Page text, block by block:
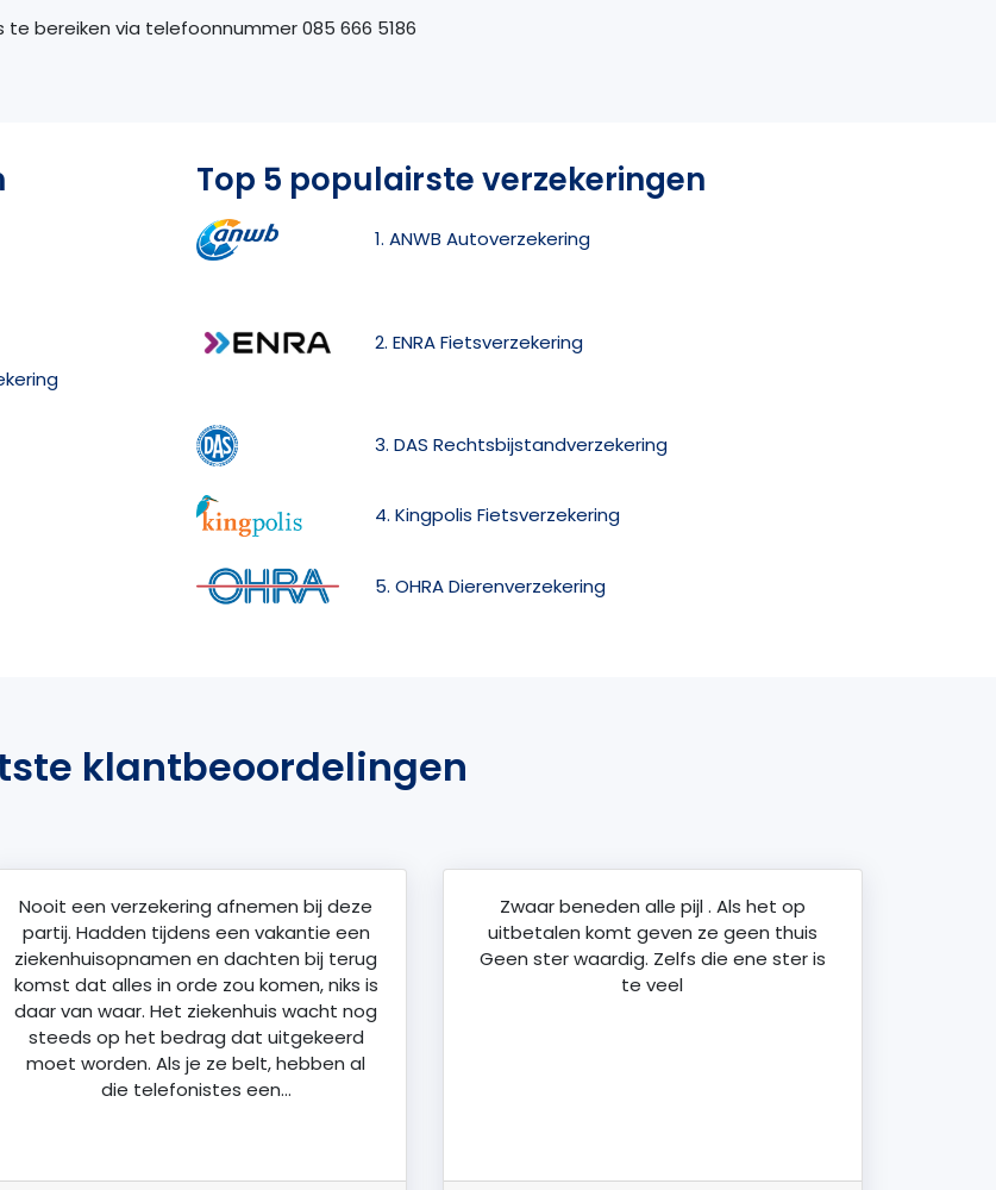
te bereiken via telefoonnummer 085 666 5186
Top 5 populairste verzekeringen
1. ANWB Autoverzekering
2. ENRA Fietsverzekering
3. DAS Rechtsbijstandverzekering
4. Kingpolis Fietsverzekering
5. OHRA Dierenverzekering
klantbeoordelingen
Nooit een verzekering afnemen bij deze
partij. Hadden tijdens een vakantie een
ziekenhuisopnamen en dachten bij terug
komst dat alles in orde zou komen, niks is
daar van waar. Het ziekenhuis wacht nog
steeds op het bedrag dat uitgekeerd
moet worden. Als je ze belt, hebben al
die telefonistes een…
Zwaar beneden alle pijl . Als het op
uitbetalen komt geven ze geen thuis
Geen ster waardig. Zelfs die ene ster is
te veel